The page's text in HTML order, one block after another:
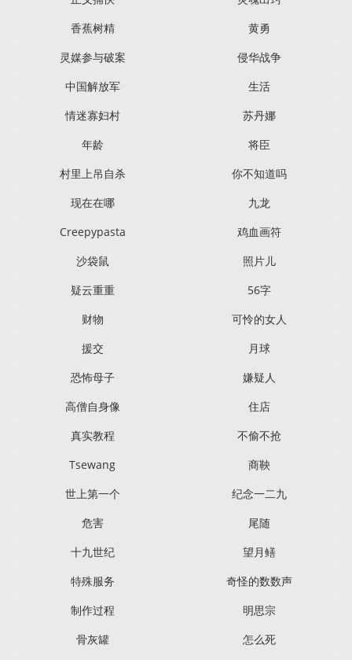
香蕉树精
黄勇
灵媒参与破案
侵华战争
中国解放军
生活
情迷寡妇村
苏丹娜
年龄
将臣
村里上吊自杀
你不知道吗
现在在哪
九龙
Creepypasta
鸡血画符
沙袋鼠
照片儿
疑云重重
56字
财物
可怜的女人
援交
月球
恐怖母子
嫌疑人
高僧自身像
住店
真实教程
不偷不抢
Tsewang
商鞅
世上第一个
纪念一二九
危害
尾随
十九世纪
望月鳝
特殊服务
奇怪的数数声
制作过程
明思宗
骨灰罐
怎么死